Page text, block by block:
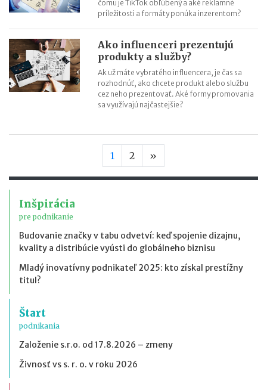
čomu je TikTok obľúbený a aké reklamné
príležitosti a formáty ponúka inzerentom?
Ako influenceri prezentujú
produkty a služby?
Ak už máte vybratého influencera, je čas sa
rozhodnúť, ako chcete produkt alebo službu
cez neho prezentovať. Aké formy promovania
sa využívajú najčastejšie?
1 2 »
Inšpirácia
pre podnikanie
Budovanie značky v tabu odvetví: keď spojenie dizajnu,
kvality a distribúcie vyústi do globálneho biznisu
Mladý inovatívny podnikateľ 2025: kto získal prestížny
titul?
Štart
podnikania
Založenie s.r.o. od 17.8.2026 – zmeny
Živnosť vs s. r. o. v roku 2026